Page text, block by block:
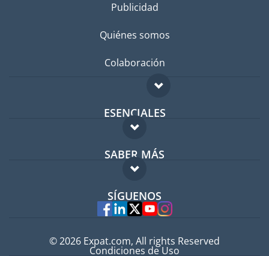
Publicidad
Quiénes somos
Colaboración
ESENCIALES
Foro para expatriados
Guía para expatriados
Trabajos en el extranjero
SABER MÁS
FAQ
Expertos
SÍGUENOS
© 2026 Expat.com, All rights Reserved
Condiciones de Uso